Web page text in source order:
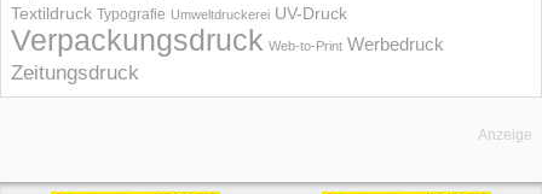
Textildruck Typografie Umweltdruckerei UV-Druck
Verpackungsdruck Web-to-Print Werbedruck
Zeitungsdruck
Anzeige